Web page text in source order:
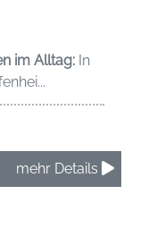
im Alltag: In
mehr Details